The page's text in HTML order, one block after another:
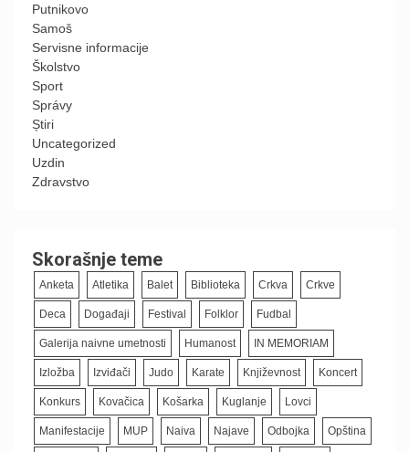
Putnikovo
Samoš
Servisne informacije
Školstvo
Sport
Správy
Știri
Uncategorized
Uzdin
Zdravstvo
Skorašnje teme
Anketa Atletika Balet Biblioteka Crkva Crkve
Deca Događaji Festival Folklor Fudbal
Galerija naivne umetnosti Humanost IN MEMORIAM
Izložba Izviđači Judo Karate Književnost Koncert
Konkurs Kovačica Košarka Kuglanje Lovci
Manifestacije MUP Naiva Najave Odbojka Opština